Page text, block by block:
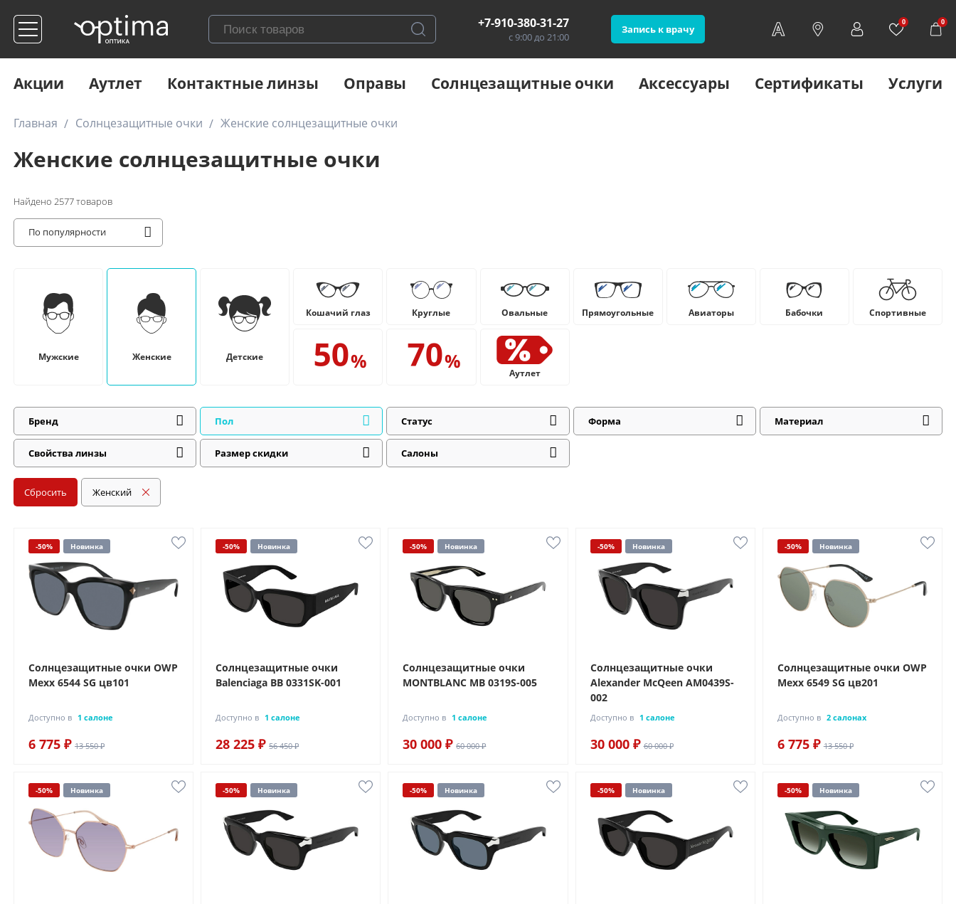
+7-910-380-31-27
с 9:00 до 21:00
Запись к врачу
0 0
Акции Аутлет Контактные линзы Оправы Солнцезащитные очки Аксессуары Сертификаты Услуги
Главная Солнцезащитные очки Женские солнцезащитные очки
Женские солнцезащитные очки
Найдено 2577товаров
По популярности
Мужские Женские Детские
Кошачий глаз Круглые Овальные Прямоугольные Авиаторы Бабочки Cпортивные
Аутлет
Бренд Пол Статус Форма Материал
Свойства линзы Размер скидки Салоны
Сбросить Женский
-50% Новинка
Солнцезащитные очки OWP
Mexx 6544 SG цв101
Доступно в 1 салоне
6 775 ₽ 13 550 ₽
-50% Новинка
Солнцезащитные очки
Balenciaga BB 0331SK-001
Доступно в 1 салоне
28 225 ₽ 56 450 ₽
-50% Новинка
Солнцезащитные очки
MONTBLANC MB 0319S-005
Доступно в 1 салоне
30 000 ₽ 60 000 ₽
-50% Новинка
Солнцезащитные очки
Alexander McQeen AM0439S-
002
Доступно в 1 салоне
30 000 ₽ 60 000 ₽
-50% Новинка
Солнцезащитные очки OWP
Mexx 6549 SG цв201
Доступно в 2 салонах
6 775 ₽ 13 550 ₽
-50% Новинка -50% Новинка -50% Новинка -50% Новинка -50% Новинка